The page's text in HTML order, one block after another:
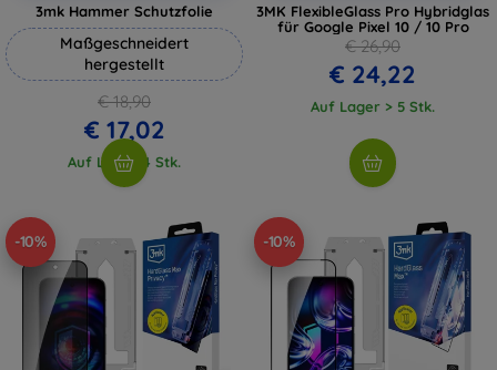
3mk Hammer Schutzfolie
Maßgeschneidert
hergestellt
€ 18,90
€ 17,02
Auf Lager 4 Stk.
3MK FlexibleGlass Pro Hybridglas
für Google Pixel 10 / 10 Pro
€ 26,90
€ 24,22
Auf Lager > 5 Stk.
-10% -10%